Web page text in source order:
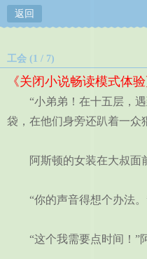
返回
工会 (1 / 7)
《关闭小说畅读模式体验
“小弟弟！在十五层，遇
袋，在他们身旁还趴着一众
阿斯顿的女装在大叔面前
“你的声音得想个办法。”
“这个我需要点时间！”阿